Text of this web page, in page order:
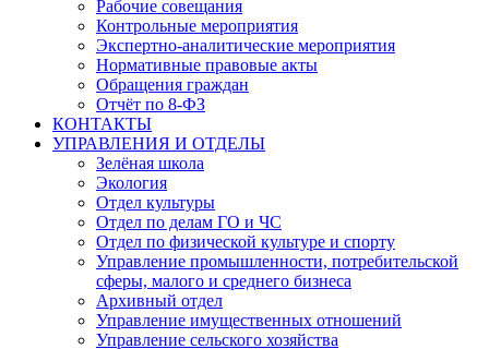
Рабочие совещания
Контрольные мероприятия
Экспертно-аналитические мероприятия
Нормативные правовые акты
Обращения граждан
Отчёт по 8-ФЗ
КОНТАКТЫ
УПРАВЛЕНИЯ И ОТДЕЛЫ
Зелёная школа
Экология
Отдел культуры
Отдел по делам ГО и ЧС
Отдел по физической культуре и спорту
Управление промышленности, потребительской
сферы, малого и среднего бизнеса
Архивный отдел
Управление имущественных отношений
Управление сельского хозяйства